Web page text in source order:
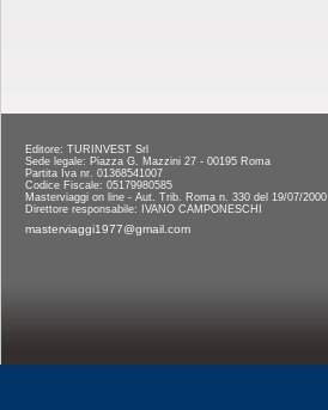
Editore: TURINVEST Srl
Sede legale: Piazza G. Mazzini 27 - 00195 Roma
Partita Iva nr. 01368541007
Codice Fiscale: 05179980585
Masterviaggi on line - Aut. Trib. Roma n. 330 del 19/07/2000
Direttore responsabile: IVANO CAMPONESCHI
masterviaggi1977@gmail.com